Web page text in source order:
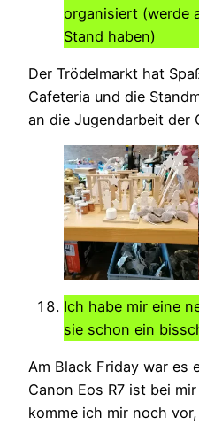
organisiert (werde
Stand haben)
Der Trödelmarkt hat
Cafeteria und die
an die Jugendarbeit der
Ich habe mir eine
sie schon ein
Am Black Friday war es
Canon Eos R7 ist bei
komme ich mir noch